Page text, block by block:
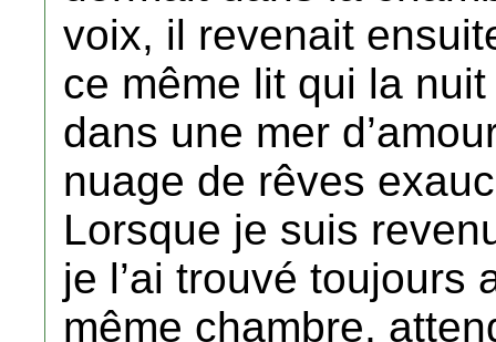
voix, il revenait
ce même lit qui la
dans une mer
nuage de rêves
Lorsque je suis
je l’ai trouvé toujours
même chambre,